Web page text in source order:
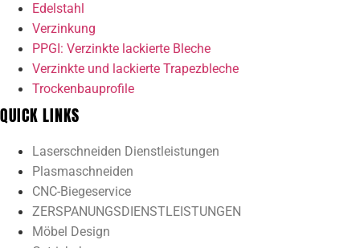
Edelstahl
Verzinkung
PPGI: Verzinkte lackierte Bleche
Verzinkte und lackierte Trapezbleche
Trockenbauprofile
QUICK LINKS
Laserschneiden Dienstleistungen
Plasmaschneiden
CNC-Biegeservice
ZERSPANUNGSDIENSTLEISTUNGEN
Möbel Design